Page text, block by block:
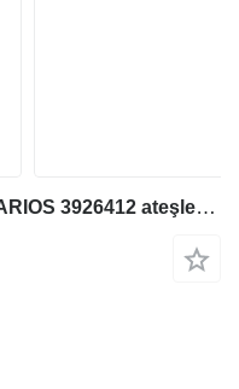
Ekskavatör için SOLENOIDE VARIOS 3926412 ateşleme bobini